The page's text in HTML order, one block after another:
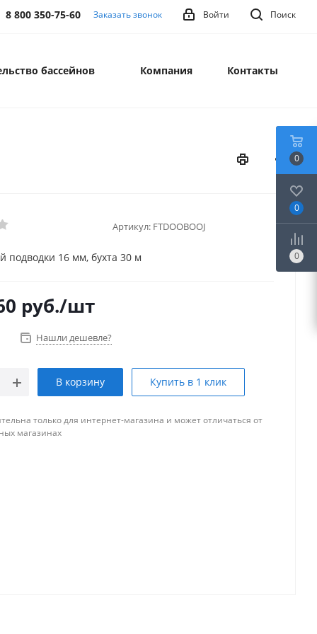
Поиск
Войти
8 800 350-75-60 Заказать звонок
бассейнов Компания Контакты
Артикул: FTDOOBOOJ
подводки 16 мм, бухта 30 м
руб./шт
Нашли дешевле?
В корзину Купить в 1 клик
только для интернет-магазина и может отличаться от
магазинах
0
0
0